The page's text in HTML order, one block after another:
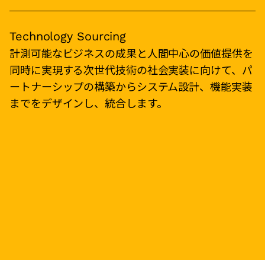
Technology Sourcing
計測可能なビジネスの成果と人間中心の価値提供を
同時に実現する次世代技術の社会実装に向けて、パ
ートナーシップの構築からシステム設計、機能実装
までをデザインし、統合します。